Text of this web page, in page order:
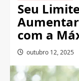
Seu
com a
outubro 12, 2025